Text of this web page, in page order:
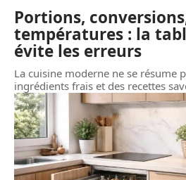
Portions,
températures : la
évite les erreurs
La cuisine moderne ne se résume
ingrédients frais et des recettes